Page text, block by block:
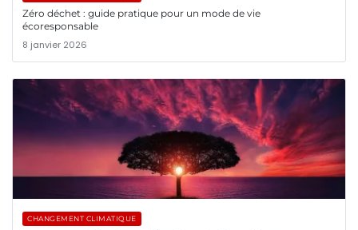
Zéro déchet : guide pratique pour un mode de vie
écoresponsable
8 janvier 2026
CHANGEMENT CLIMATIQUE